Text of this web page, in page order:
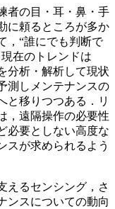
者の目・耳・鼻・手
に頼るところが多か
，“誰にでも判断で
在のトレンドは
分析・解析して現状
測しメンテナンスの
と移りつつある．リ
，遠隔操作の必要性
必要としない高度な
スが求められるよう
えるセンシング，さ
ンスについての動向